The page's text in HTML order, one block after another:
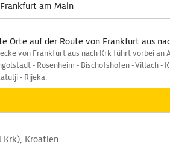
am Main
Orte auf der Route von Frankfurt aus
von Frankfurt aus nach Krk führt vorbei an
- Rosenheim - Bischofshofen - Villach -
- Rijeka.
Krk), Kroatien